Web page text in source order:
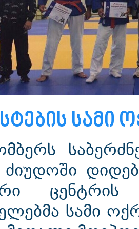
სამი
სამი